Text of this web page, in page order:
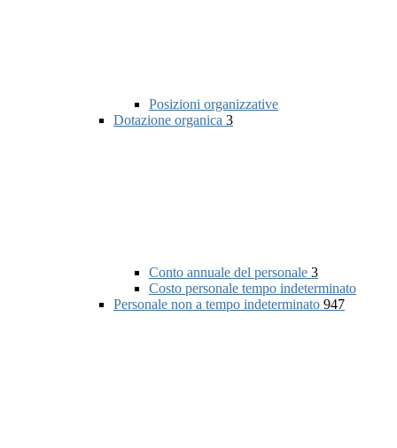
Posizioni organizzative
Dotazione organica 3
Conto annuale del personale 3
Costo personale tempo indeterminato
Personale non a tempo indeterminato 947